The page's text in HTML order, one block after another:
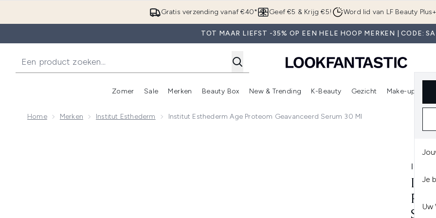
Overslaan naar de hoofdinhoud
Gratis verzending vanaf €40* Geef €5 & Krijg €5! Word lid van LF Beauty Plus+
TOT MAAR LIEFST -35% OP EEN HELE HOOP MERKEN | CODE:
Je
Uw
Zomer
Enter submenu (Zomer)
Sale
Enter submenu (Sale)
Merken
Enter submenu (Merken)
Beauty Box
Enter submenu (Beauty Box)
New & Trending
Enter submenu (New & Trending)
K-Beauty
Enter submenu (K-Beauty)
Gezicht Make-up
Home Merken Institut Esthederm Institut Esthederm Age Proteom Geavanceerd Serum 30 Ml